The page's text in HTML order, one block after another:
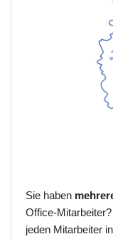
Sie haben
Office-
jeden Mitarbeiter